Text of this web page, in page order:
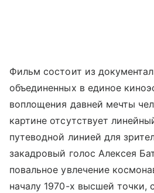
Фильм состоит из
объединенных в единое
воплощения давней мечты
картине отсутствует
путеводной линией для
закадровый голос Алексея
повальное увлечение
началу 1970-х высшей точки,